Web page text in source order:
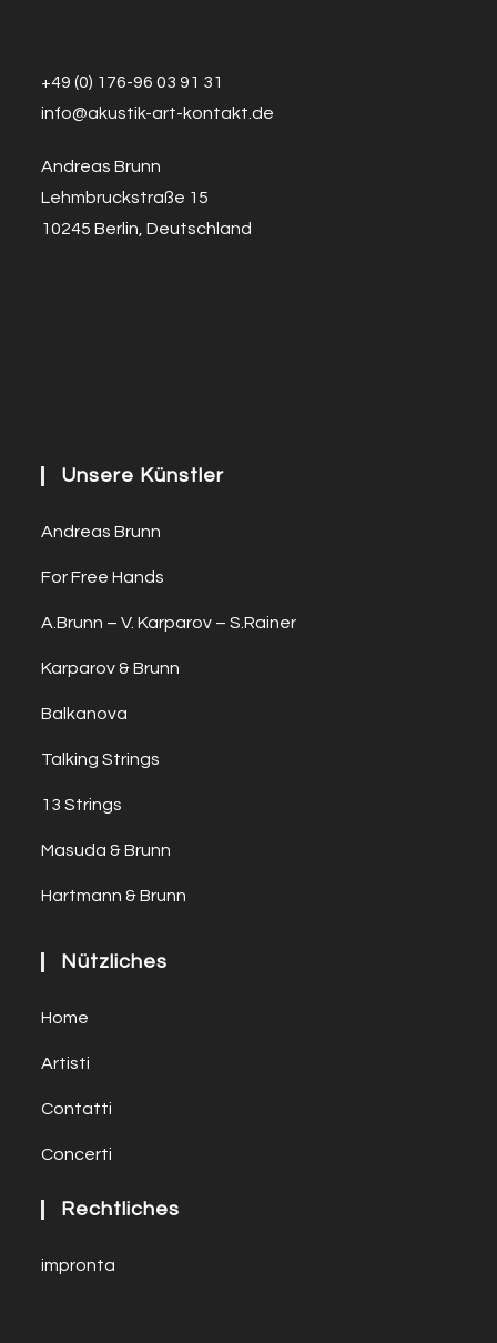
+49 (0) 176-96 03 91 31
info@akustik-art-kontakt.de
Andreas Brunn
Lehmbruckstraße 15
10245 Berlin, Deutschland
Unsere Künstler
Andreas Brunn
For Free Hands
A.Brunn – V. Karparov – S.Rainer
Karparov & Brunn
Balkanova
Talking Strings
13 Strings
Masuda & Brunn
Hartmann & Brunn
Nützliches
Home
Artisti
Contatti
Concerti
Rechtliches
impronta